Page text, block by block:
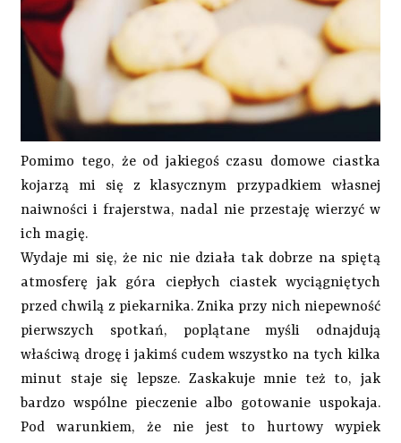
Pomimo tego, że od jakiegoś czasu domowe ciastka
kojarzą mi się z klasycznym przypadkiem własnej
naiwności i frajerstwa, nadal nie przestaję wierzyć w
ich magię.
Wydaje mi się, że nic nie działa tak dobrze na spiętą
atmosferę jak góra ciepłych ciastek wyciągniętych
przed chwilą z piekarnika. Znika przy nich niepewność
pierwszych spotkań, poplątane myśli odnajdują
właściwą drogę i jakimś cudem wszystko na tych kilka
minut staje się lepsze. Zaskakuje mnie też to, jak
bardzo wspólne pieczenie albo gotowanie uspokaja.
Pod warunkiem, że nie jest to hurtowy wypiek